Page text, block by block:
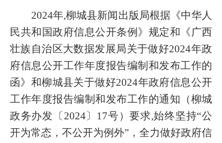
数据专题2024年,柳城县新闻出版局根据《中华人
民共和国政府信息公开条例》规定和《广西
壮族自治区大数据发展局关于做好2024年政
府信息公开工作年度报告编制和发布工作的
函》和柳城县关于做好2024年政府信息公开
工作年度报告编制和发布工作的通知（柳城
政务办发〔2024〕17号）要求,始终坚持“公
开为常态，不公开为例外”，全力做好政府信